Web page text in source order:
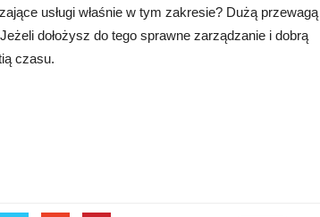
usługi właśnie w tym zakresie? Dużą
dołożysz do tego sprawne zarządzanie i dobrą
czasu.